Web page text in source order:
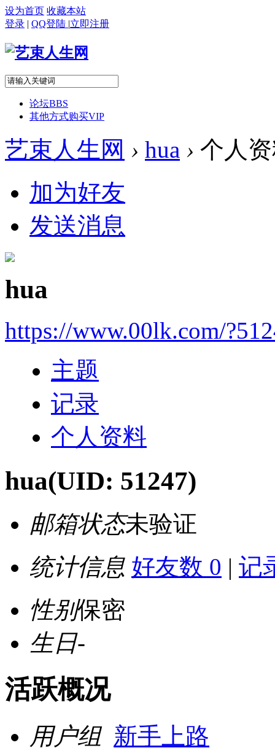
设为首页 收藏本站
登录 | QQ登陆 |立即注册
论坛BBS
其他方式购买VIP
艺束人生网 › hua › 个人
加为好友
发送消息
hua
https://www.00lk.com/
主题
记录
个人资料
hua(UID: 51247)
邮箱状态未验证
统计信息 好友数 0 | 记
性别保密
生日-
活跃概况
用户组 新手上路